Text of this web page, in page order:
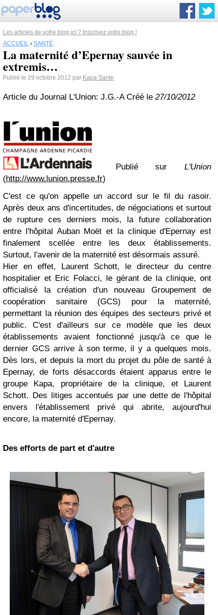
Les articles de votre blog ici ? Inscrivez votre blog !
ACCUEIL › SANTÉ
La maternité d’Epernay sauvée in
extremis…
Publié le 29 octobre 2012 par Kapa Sante
Article du Journal L'Union: J.G.-A Créé le 27/10/2012
Publié sur L'Union
(http://www.lunion.presse.fr)
C'est ce qu'on appelle un accord sur le fil du rasoir.
Après deux ans d'incertitudes, de négociations et surtout
de rupture ces derniers mois, la future collaboration
entre l'hôpital Auban Moët et la clinique d'Epernay est
finalement scellée entre les deux établissements.
Surtout, l'avenir de la maternité est désormais assuré.
Hier en effet, Laurent Schott, le directeur du centre
hospitalier et Eric Folacci, le gérant de la clinique, ont
officialisé la création d'un nouveau Groupement de
coopération sanitaire (GCS) pour la maternité,
permettant la réunion des équipes des secteurs privé et
public. C'est d'ailleurs sur ce modèle que les deux
établissements avaient fonctionné jusqu'à ce que le
dernier GCS arrive à son terme, il y a quelques mois.
Dès lors, et depuis la mort du projet du pôle de santé à
Epernay, de forts désaccords étaient apparus entre le
groupe Kapa, propriétaire de la clinique, et Laurent
Schott. Des litiges accentués par une dette de l'hôpital
envers l'établissement privé qui abrite, aujourd'hui
encore, la maternité d'Epernay.
Des efforts de part et d'autre